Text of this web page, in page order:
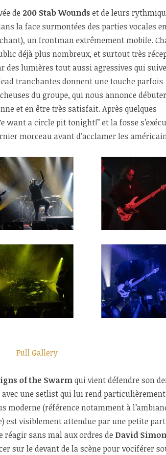
de 200 Stab Woundset de leurs
la face surmontées des parties vocales
un frontman extrêmement mobile.
déjà plus nombreux, et surtout très
des lumières tout aussi agressives qui
tranchantes donnent une touche parfois
du groupe, qui nous annonce
et en être très satisfait. Après quelques
want a circle pit tonight!” et la fosse
morceau avant d’acclamer les
Full Gallery
of the Swarmqui vient défendre son
avec une setlist qui lui rend particulièrement
moderne (référence notamment à
est visiblement attendue par une petite
réagir sans mal aux ordres de David
sur le devant de la scène pour vociférer